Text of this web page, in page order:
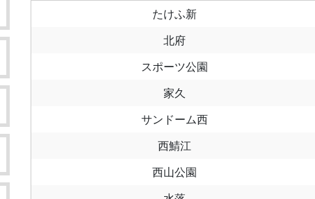
たけふ新
北府
スポーツ公園
家久
サンドーム西
西鯖江
西山公園